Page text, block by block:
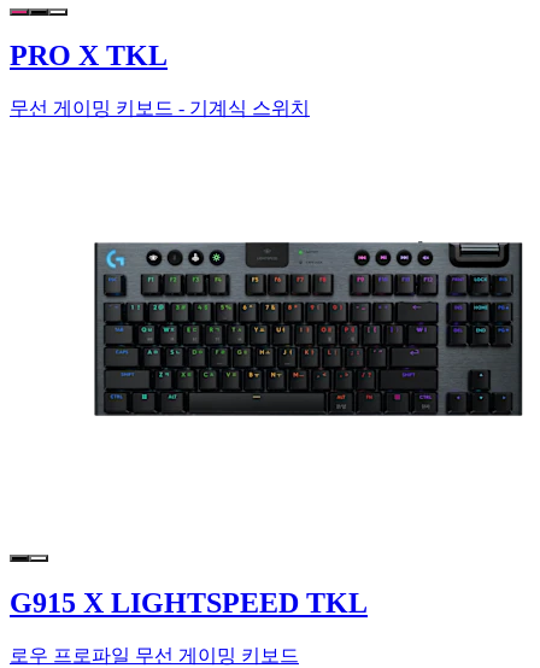
PRO X TKL
무선 게이밍 키보드 - 기계식 스위치
G915 X LIGHTSPEED TKL
로우 프로파일 무선 게이밍 키보드